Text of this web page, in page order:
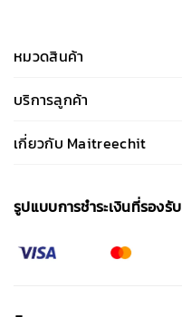
หมวดสินค้า
บริการลูกค้า
เกี่ยวกับ Maitreechit
รูปแบบการชําระเงินที่รองรับ